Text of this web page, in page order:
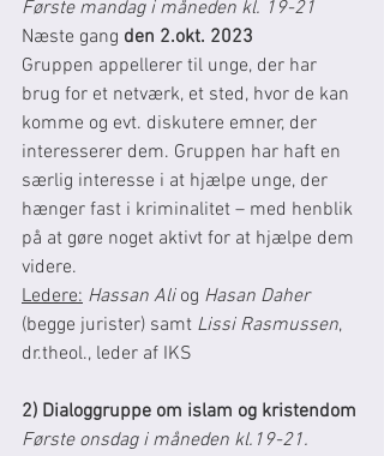
Første mandag i måneden kl. 19-21
Næste gang den 2.okt. 2023
Gruppen appellerer til unge, der har
brug for et netværk, et sted, hvor de kan
komme og evt. diskutere emner, der
interesserer dem. Gruppen har haft en
særlig interesse i at hjælpe unge, der
hænger fast i kriminalitet – med henblik
på at gøre noget aktivt for at hjælpe dem
videre.
Ledere: Hassan Ali og Hasan Daher
(begge jurister) samt Lissi Rasmussen,
dr.theol., leder af IKS
2) Dialoggruppe om islam og kristendom
Første onsdag i måneden kl.19-21.